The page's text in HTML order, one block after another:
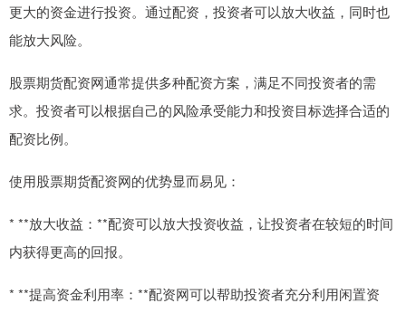
更大的资金进行投资。通过配资，投资者可以放大收益，同时也
能放大风险。
股票期货配资网通常提供多种配资方案，满足不同投资者的需
求。投资者可以根据自己的风险承受能力和投资目标选择合适的
配资比例。
使用股票期货配资网的优势显而易见：
* **放大收益：**配资可以放大投资收益，让投资者在较短的时间
内获得更高的回报。
* **提高资金利用率：**配资网可以帮助投资者充分利用闲置资